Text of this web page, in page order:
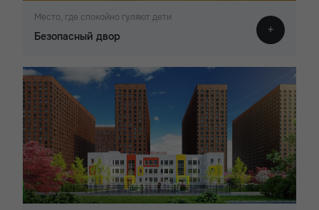
Место, где спокойно гуляют дети
Безопасный двор